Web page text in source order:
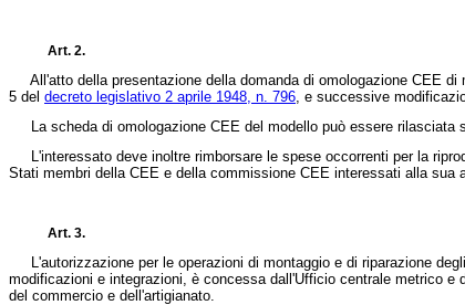
Art. 2.
All'atto della presentazione della domanda di omologazione CEE di
5 del decreto legislativo 2 aprile 1948, n. 796, e successive
La scheda di omologazione CEE del modello può essere rilasciata
L'interessato deve inoltre rimborsare le spese occorrenti per la
Stati membri della CEE e della commissione CEE interessati alla sua
Art. 3.
L'autorizzazione per le operazioni di montaggio e di riparazione
modificazioni e integrazioni, è concessa dall'Ufficio centrale metrico
del commercio e dell'artigianato.